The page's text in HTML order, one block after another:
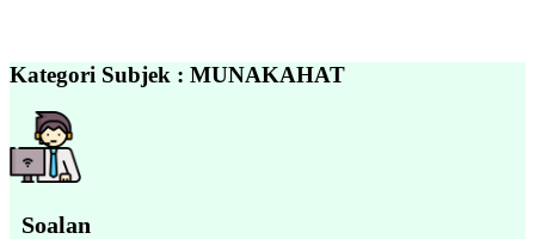
Kategori Subjek : MUNAKAHAT
Soalan